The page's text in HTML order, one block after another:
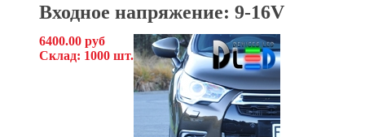
Входное напряжение: 9-16V
6400.00 руб
Склад: 1000 шт.